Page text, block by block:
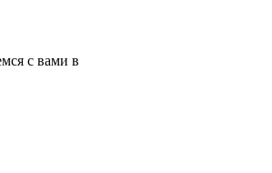
с вами в